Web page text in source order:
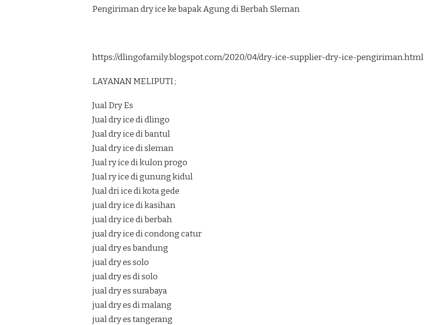
Pengiriman dry ice ke bapak Agung di Berbah Sleman
https://dlingofamily.blogspot.com/2020/04/dry-ice-supplier-dry-ice-pengiriman.html
LAYANAN MELIPUTI ;
Jual Dry Es
Jual dry ice di dlingo
Jual dry ice di bantul
Jual dry ice di sleman
Jual ry ice di kulon progo
Jual ry ice di gunung kidul
Jual dri ice di kota gede
jual dry ice di kasihan
jual dry ice di berbah
jual dry ice di condong catur
jual dry es bandung
jual dry es solo
jual dry es di solo
jual dry es surabaya
jual dry es di malang
jual dry es tangerang